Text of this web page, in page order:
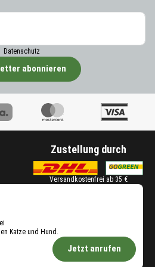
Datenschutz
abonnieren
Zustellung durch
Versandkostenfrei ab 35 €
Katze und Hund.
Jetzt anrufen